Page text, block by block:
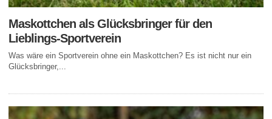
Maskottchen als Glücksbringer für den
Lieblings-Sportverein
Was wäre ein Sportverein ohne ein Maskottchen? Es ist nicht nur ein
Glücksbringer,...